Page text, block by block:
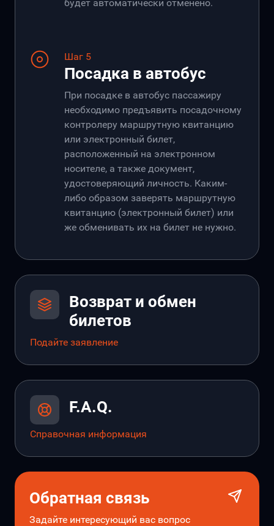
будет автоматически отменено.
Шаг 5
Посадка в автобус
При посадке в автобус пассажиру
необходимо предъявить посадочному
контролеру маршрутную квитанцию
или электронный билет,
расположенный на электронном
носителе, а также документ,
удостоверяющий личность. Каким-
либо образом заверять маршрутную
квитанцию (электронный билет) или
же обменивать их на билет не нужно.
Возврат и обмен
билетов
Подайте заявление
F.A.Q.
Справочная информация
Обратная связь
Задайте интересующий вас вопрос